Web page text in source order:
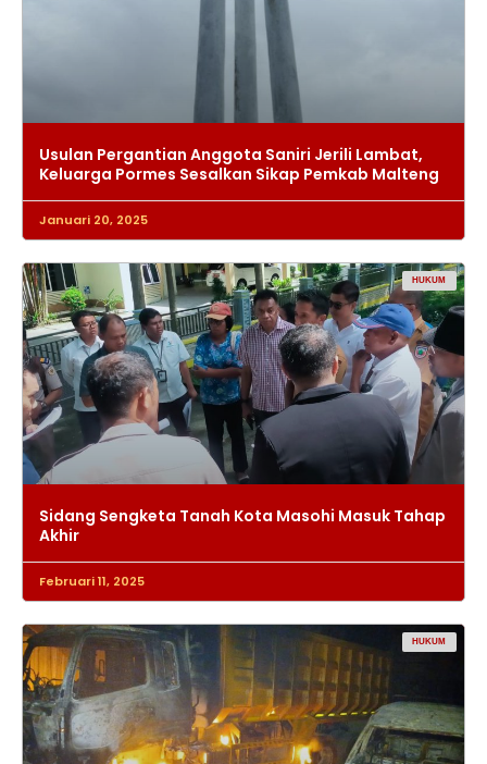
Usulan Pergantian Anggota Saniri Jerili Lambat,
Keluarga Pormes Sesalkan Sikap Pemkab Malteng
Januari 20, 2025
HUKUM
Sidang Sengketa Tanah Kota Masohi Masuk Tahap
Akhir
Februari 11, 2025
HUKUM